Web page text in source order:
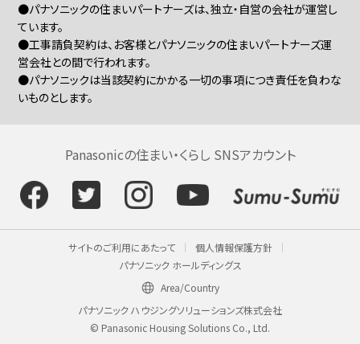
●パナソニックの住まいパートナーズは、独立・自営の会社が運営し
ています。
●工事請負契約は、お客様とパナソニックの住まいパートナーズ運
営会社との間で行われます。
●パナソニックは当該契約にかかる一切の事項につき責任を負わな
いものとします。
Panasonicの住まい・くらし SNSアカウント
サイトのご利用にあたって
個人情報保護方針
パナソニック ホールディングス
Area/Country
パナソニック ハウジングソリューションズ株式会社
© Panasonic Housing Solutions Co., Ltd.